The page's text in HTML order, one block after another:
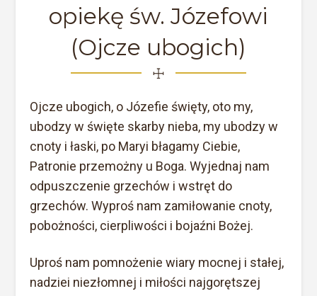
opiekę św. Józefowi
(Ojcze ubogich)
☩
Ojcze ubogich, o Józefie święty, oto my,
ubodzy w święte skarby nieba, my ubodzy w
cnoty i łaski, po Maryi błagamy Ciebie,
Patronie przemożny u Boga. Wyjednaj nam
odpuszczenie grzechów i wstręt do
grzechów. Wyproś nam zamiłowanie cnoty,
pobożności, cierpliwości i bojaźni Bożej.
Uproś nam pomnożenie wiary mocnej i stałej,
nadziei niezłomnej i miłości najgorętszej